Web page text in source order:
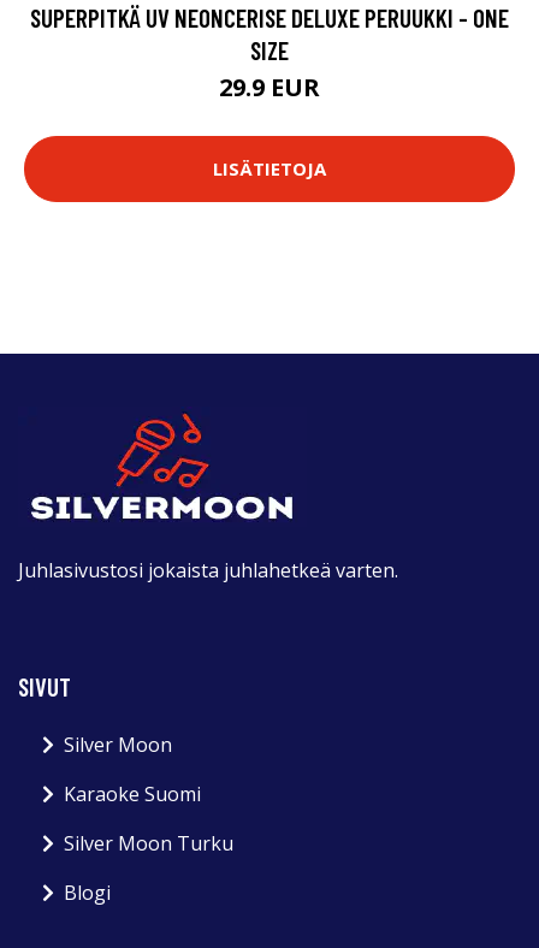
SUPERPITKÄ UV NEONCERISE DELUXE PERUUKKI - ONE
SIZE
29.9 EUR
LISÄTIETOJA
Juhlasivustosi jokaista juhlahetkeä varten.
SIVUT
Silver Moon
Karaoke Suomi
Silver Moon Turku
Blogi